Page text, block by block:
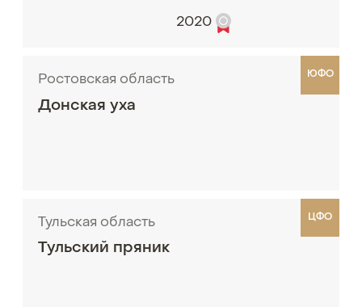
2020
Донская уха
Ростовская область ЮФО
Тульский пряник
Тульская область ЦФО